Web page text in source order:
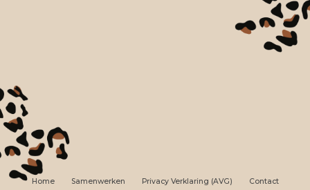
Home Samenwerken Privacy Verklaring (AVG) Contact